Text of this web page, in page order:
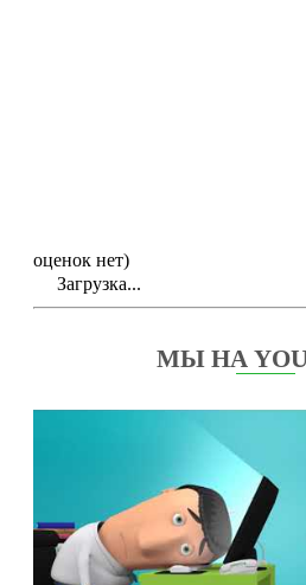
оценок нет)
Загрузка...
МЫ НА